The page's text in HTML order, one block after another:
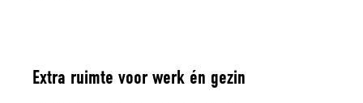
Extra ruimte voor werk én gezin